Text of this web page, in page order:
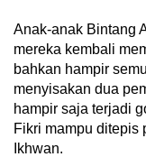
Anak-anak Bintang
mereka kembali
bahkan hampir
menyisakan dua
hampir saja terjadi
Fikri mampu ditepis
Ikhwan.